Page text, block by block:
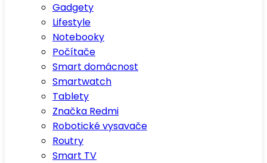
Gadgety
Lifestyle
Notebooky
Počítače
Smart domácnost
Smartwatch
Tablety
Značka Redmi
Robotické vysavače
Routry
Smart TV